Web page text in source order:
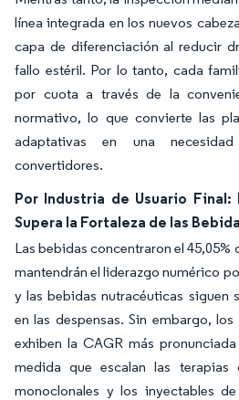
línea integrada en los nuevos
capa de diferenciación al reducir
fallo estéril. Por lo tanto, cada
por cuota a través de la
normativo, lo que convierte las
adaptativas en una
convertidores.
Por Industria de Usuario Final:
Supera la Fortaleza de las
Las bebidas concentraron el 45,05%
mantendrán el liderazgo numérico
y las bebidas nutracéuticas siguen
en las despensas. Sin embargo,
exhiben la CAGR más
medida que escalan las terapias
monoclonales y los inyectables